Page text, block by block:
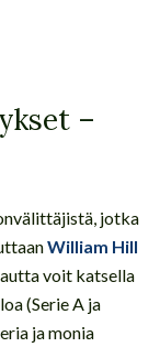
–
jotka
William Hill
voit katsella
(Serie A ja
ja monia